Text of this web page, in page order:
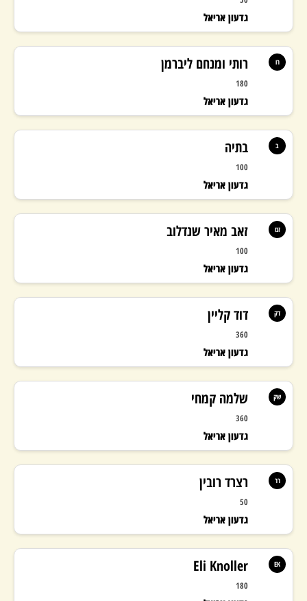
גדעון אריאל
רותי ומנחם ליברמן
180
גדעון אריאל
רו
בתיה
100
גדעון אריאל
ב
זאב מאיר שנדלוב
100
גדעון אריאל
זמ
דוד קליין
360
גדעון אריאל
דק
שלמה קמחי
360
גדעון אריאל
שק
רצרד רובין
50
גדעון אריאל
רר
Eli Knoller
180
EK